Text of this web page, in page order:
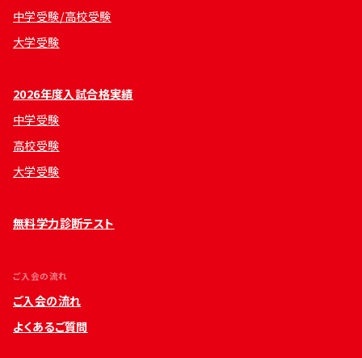
中学受験/高校受験
大学受験
2026年度入試合格実績
中学受験
高校受験
大学受験
無料学力診断テスト
ご入会の流れ
ご入会の流れ
よくあるご質問